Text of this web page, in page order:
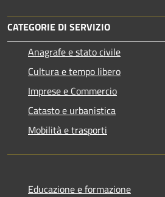
CATEGORIE DI SERVIZIO
Anagrafe e stato civile
Cultura e tempo libero
Imprese e Commercio
Catasto e urbanistica
Mobilità e trasporti
Educazione e formazione